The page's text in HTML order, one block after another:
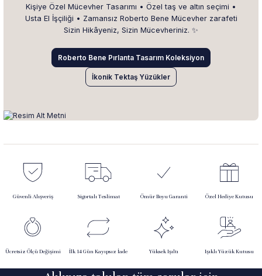
Kişiye Özel Mücevher Tasarımı • Özel taş ve altın seçimi •
Usta El İşçiliği • Zamansız Roberto Bene Mücevher zarafeti
Sizin Hikâyeniz, Sizin Mücevheriniz. ✨
Roberto Bene Pırlanta Tasarım Koleksiyon
İkonik Tektaş Yüzükler
Güvenli Alışveriş Sigortalı Teslimat Ömür Boyu Garanti Özel Hediye Kutusu
Ücretsiz Ölçü Değişimi İlk 14 Gün Kayıpsız İade Yüksek Işıltı Işıklı Yüzük Kutusu